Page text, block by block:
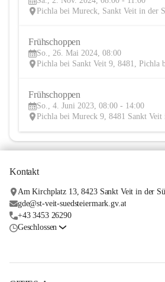
So., 26. Mai 2024, 08:00
Frühschoppen
So., 4. Juni 2023, 08:00 - 14:00
Kontakt
Am Kirchplatz 13, 8423 Sankt Veit in der
gde@st-veit-suedsteiermark.gv.at
+43 3453 26290
Geschlossen